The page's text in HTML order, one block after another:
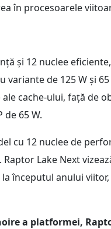
în procesoarele
și 12 nuclee eficiente,
variante de 125 W și
cache-ului, față de
de 65 W.
cu 12 nuclee de
Lake Next
la începutul anului
a platformei,